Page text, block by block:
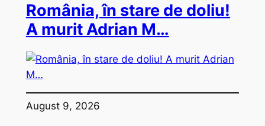
România, în stare de doliu!
A murit Adrian M…
August 9, 2026